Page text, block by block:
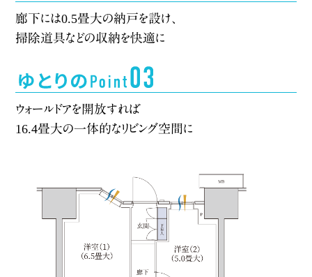
廊下には0.5畳大の納戸を設け、
掃除道具などの収納を快適に
ウォールドアを開放すれば
16.4畳大の一体的なリビング空間に